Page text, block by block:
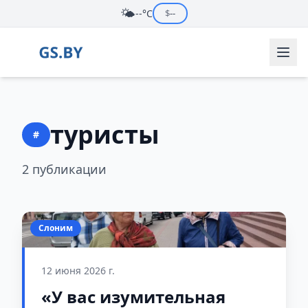
🌤️--°C $--
# туристы
2 публикации
Слоним
12 июня 2026 г.
«У вас изумительная